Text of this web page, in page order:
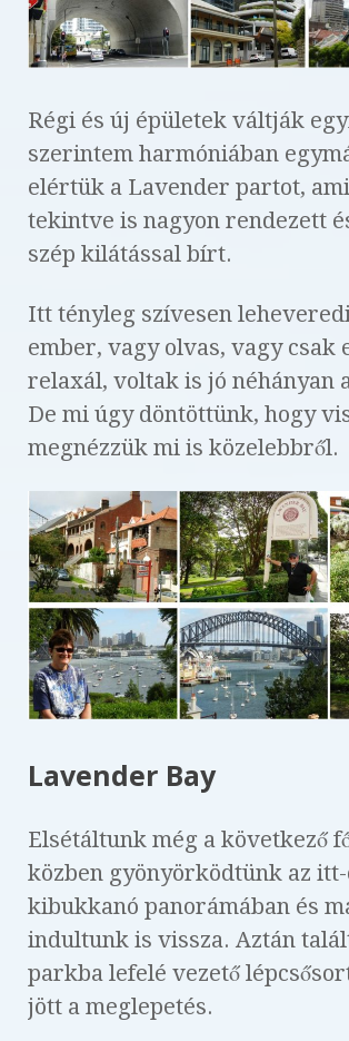
Régi és új épületek váltják
szerintem harmóniában
elértük a Lavender partot,
tekintve is nagyon rendezett
szép kilátással bírt.
Itt tényleg szívesen
ember, vagy olvas, vagy csak
relaxál, voltak is jó néhányan
De mi úgy döntöttünk, hogy
megnézzük mi is közelebbről.
Lavender Bay
Elsétáltunk még a következő
közben gyönyörködtünk az
kibukkanó panorámában és
indultunk is vissza. Aztán
parkba lefelé vezető
jött a meglepetés.